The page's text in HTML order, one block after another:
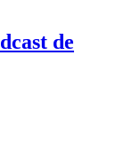
de